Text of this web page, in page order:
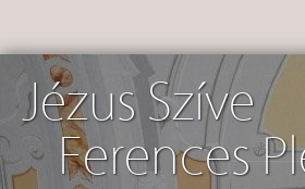
Jézus Szíve
Ferences